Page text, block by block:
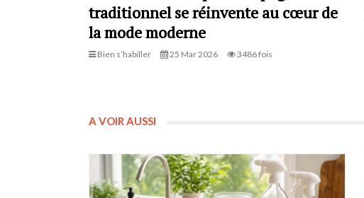
traditionnel se réinvente au cœur de
la mode moderne
Bien s’habiller 25 Mar 2026 3486 fois
A VOIR AUSSI